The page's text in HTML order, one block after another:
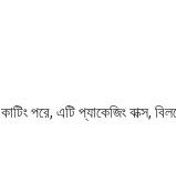
পরে, এটি প্যাকেজিং বাক্স,